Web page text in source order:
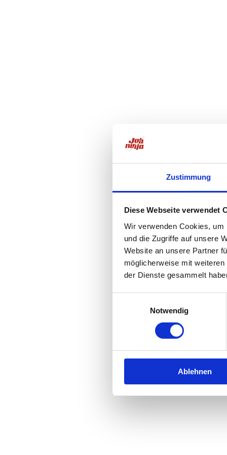
Zustimmung
Diese Webseite verwendet
Wir verwenden Cookies,
und die Zugriffe auf unsere
Website an unsere Partner
möglicherweise mit
der Dienste gesammelt
Notwendig
Ablehnen
Application error: aclient-side